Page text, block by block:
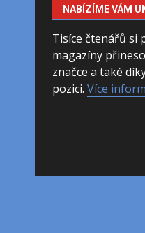
NABÍZÍME VÁM
Tisíce čtenářů si
magazíny
značce a také
pozici. Více